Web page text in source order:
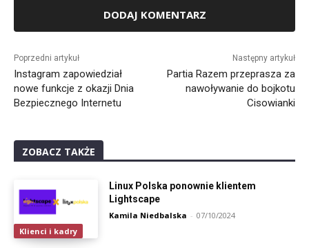
Poprzedni artykuł
Instagram zapowiedział
nowe funkcje z okazji Dnia
Bezpiecznego Internetu
Następny artykuł
Partia Razem przeprasza za
nawoływanie do bojkotu
Cisowianki
ZOBACZ TAKŻE
Klienci i kadry
Linux Polska ponownie klientem
Lightscape
Kamila Niedbalska - 07/10/2024